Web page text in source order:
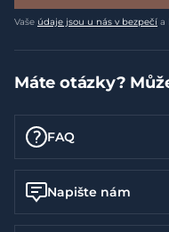
Vaše údaje jsou u nás v bezpečí a
Máte otázky?
FAQ
Napište nám